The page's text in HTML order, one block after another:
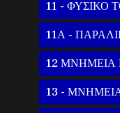
11 - ΦΥΣΙΚΟ
11Α -
12 ΜΝΗΜΕΙΑ
13 -